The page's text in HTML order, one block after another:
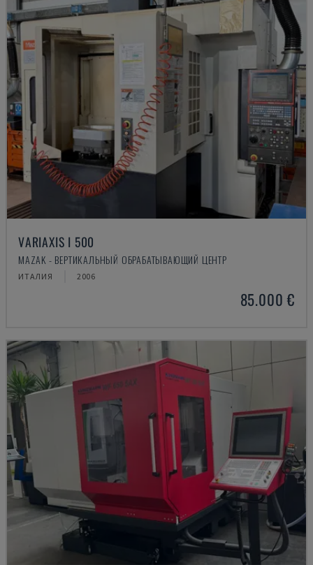
VARIAXIS I 500
MAZAK - ВЕРТИКАЛЬНЫЙ ОБРАБАТЫВАЮЩИЙ ЦЕНТР
ИТАЛИЯ 2006
85.000 €